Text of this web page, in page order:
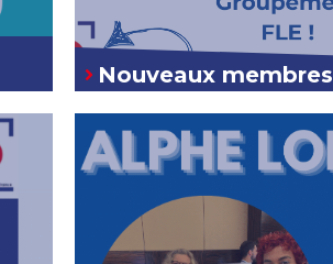
Nouveaux membres